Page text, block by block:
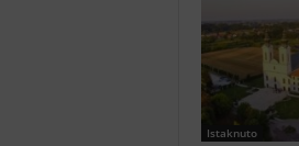
Istaknuto